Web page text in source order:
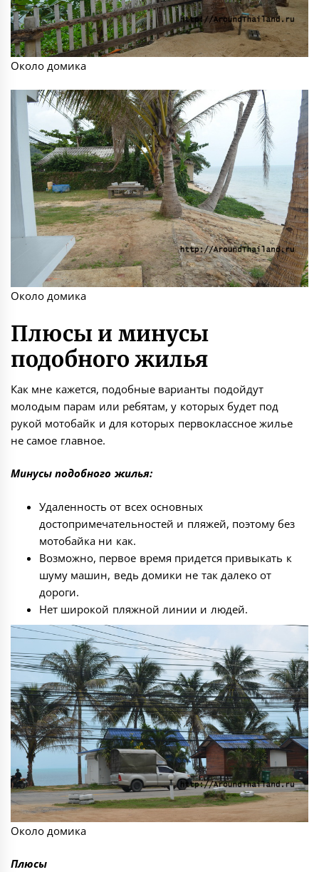
Около домика
Около домика
Плюсы и минусы
подобного жилья
Как мне кажется, подобные варианты подойдут
молодым парам или ребятам, у которых будет под
рукой мотобайк и для которых первоклассное жилье
не самое главное.
Минусы подобного жилья:
Удаленность от всех основных
достопримечательностей и пляжей, поэтому без
мотобайка ни как.
Возможно, первое время придется привыкать к
шуму машин, ведь домики не так далеко от
дороги.
Нет широкой пляжной линии и людей.
Около домика
Плюсы